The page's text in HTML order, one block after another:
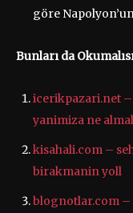
göre
Bunları da
icerikpazari.net
yanimiza ne
kisahali.com –
birakmanin yoll
blognotlar.com